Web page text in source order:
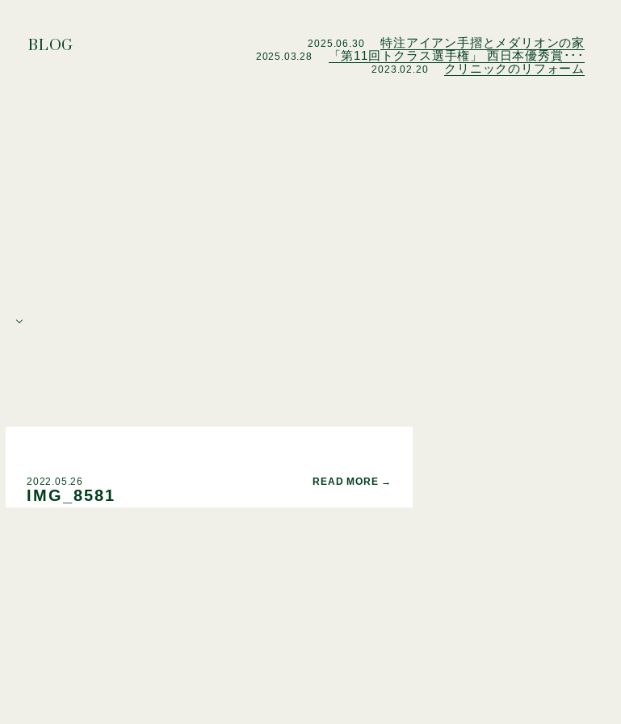
BLOG
IMG_8581
2022.05.26
2025.06.30 特注アイアン手摺とメダリオンの家
2025.03.28 「第11回トクラス選手権」 西日本優秀賞･･･
2023.02.20 クリニックのリフォーム